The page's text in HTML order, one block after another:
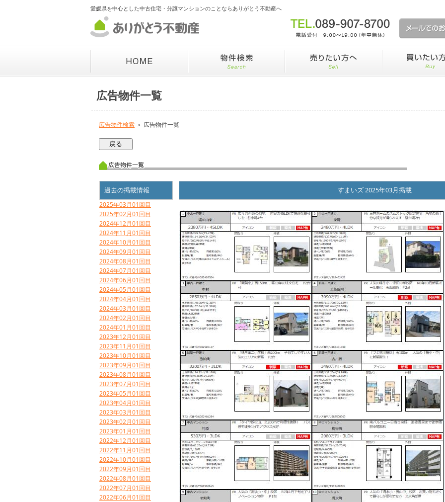
愛媛県を中心とした中古住宅・分譲マンションのことならありがとう不動産へ
広告物件一覧
広告物件検索 ＞ 広告物件一覧
過去の掲載情報
2025年03月01回目
2025年02月01回目
2024年12月01回目
2024年11月01回目
2024年10月01回目
2024年09月01回目
2024年08月01回目
2024年07月01回目
2024年06月01回目
2024年05月01回目
2024年04月01回目
2024年03月01回目
2024年02月01回目
2024年01月01回目
2023年12月01回目
2023年11月01回目
2023年10月01回目
2023年09月01回目
2023年08月01回目
2023年07月01回目
2023年05月01回目
2023年04月01回目
2023年03月01回目
2023年02月01回目
2023年01月01回目
2022年12月01回目
2022年11月01回目
2022年10月01回目
2022年09月01回目
2022年08月01回目
2022年07月01回目
2022年06月01回目
すまいズ 2025年03月掲載